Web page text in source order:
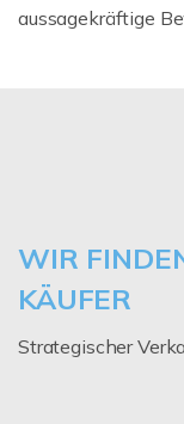
aussagekräftige
WIR
KÄUFER
Strategischer